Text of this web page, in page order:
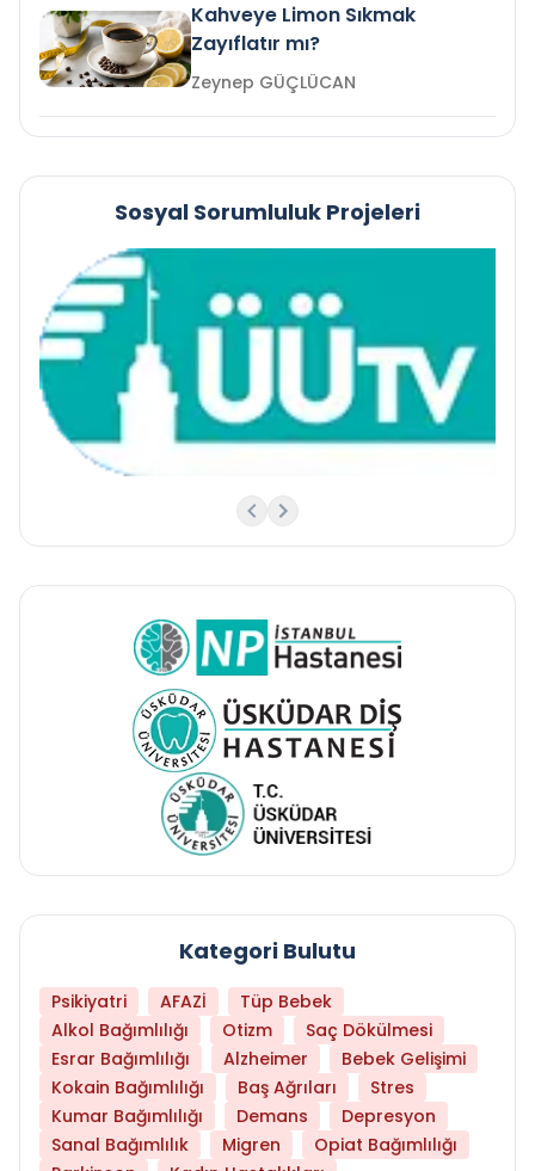
Kahveye Limon Sıkmak
Zayıflatır mı?
Zeynep GÜÇLÜCAN
Sosyal Sorumluluk Projeleri
Kategori Bulutu
Psikiyatri AFAZİ
Tüp Bebek
Alkol Bağımlılığı
Otizm
Saç Dökülmesi
Esrar Bağımlılığı
Alzheimer
Bebek Gelişimi
Kokain Bağımlılığı
Baş Ağrıları
Stres
Kumar Bağımlılığı
Demans
Depresyon
Sanal Bağımlılık
Migren
Opiat Bağımlılığı